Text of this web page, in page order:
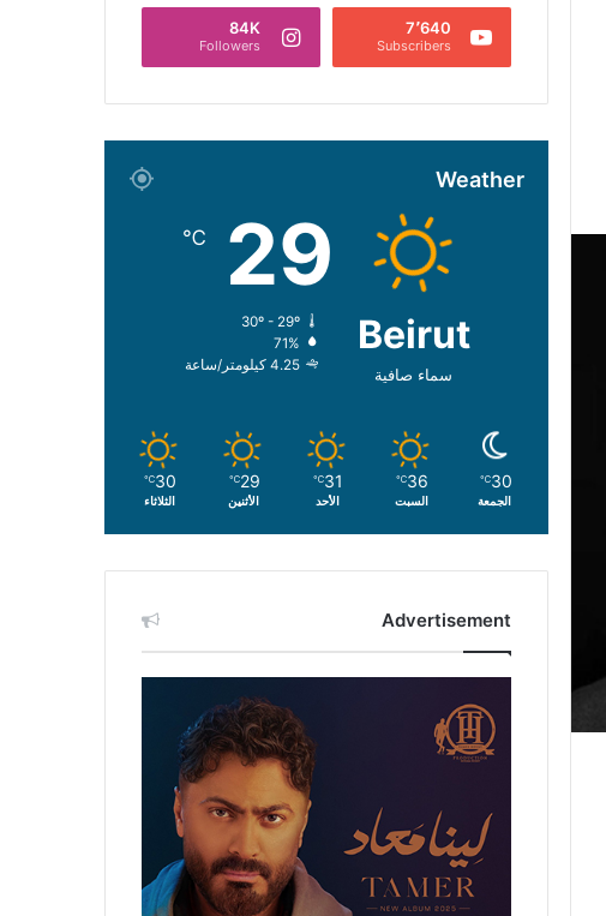
7٬640
Subscribers
84K
Followers
Weather
Beirut
سماء صافية
29
℃
30º - 29º
71%
4.25 كيلومتر/ساعة
30
℃
الجمعة
36
℃
السبت
31
℃
الأحد
29
℃
الأثنين
30
℃
الثلاثاء
Advertisement